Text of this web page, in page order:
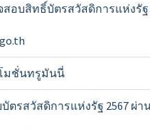
สอบสิทธิ์บัตรสวัสดิการแห่งรัฐ
มชั่นทรูมันนี่
ตรสวัสดิการแห่งรัฐ 2567 ผ่า